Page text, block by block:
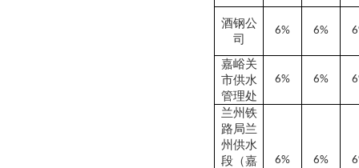
酒钢公
司
6% 6%
嘉峪关
市供水
管理处
6% 6%
兰州铁
路局兰
州供水
段（嘉
6% 6%